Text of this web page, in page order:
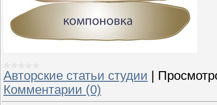
Авторские статьи студии
Комментарии (0)